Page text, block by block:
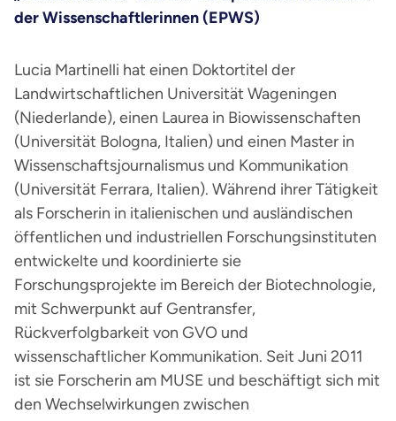
der Wissenschaftlerinnen (EPWS)
Lucia Martinelli hat einen Doktortitel der
Landwirtschaftlichen Universität Wageningen
(Niederlande), einen Laurea in Biowissenschaften
(Universität Bologna, Italien) und einen Master in
Wissenschaftsjournalismus und Kommunikation
(Universität Ferrara, Italien). Während ihrer Tätigkeit
als Forscherin in italienischen und ausländischen
öffentlichen und industriellen Forschungsinstituten
entwickelte und koordinierte sie
Forschungsprojekte im Bereich der Biotechnologie,
mit Schwerpunkt auf Gentransfer,
Rückverfolgbarkeit von GVO und
wissenschaftlicher Kommunikation. Seit Juni 2011
ist sie Forscherin am MUSE und beschäftigt sich mit
den Wechselwirkungen zwischen